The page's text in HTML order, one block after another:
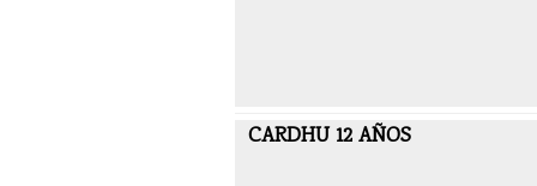
CARDHU 12 AÑOS